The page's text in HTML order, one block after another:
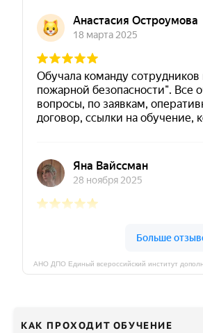
КАК ПРОХОДИТ ОБУЧЕНИЕ